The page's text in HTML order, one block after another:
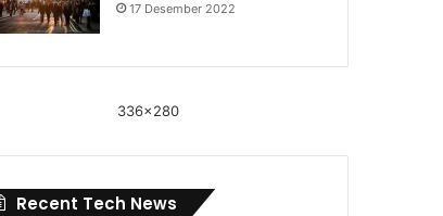
17 Desember 2022
336x280
Recent Tech News